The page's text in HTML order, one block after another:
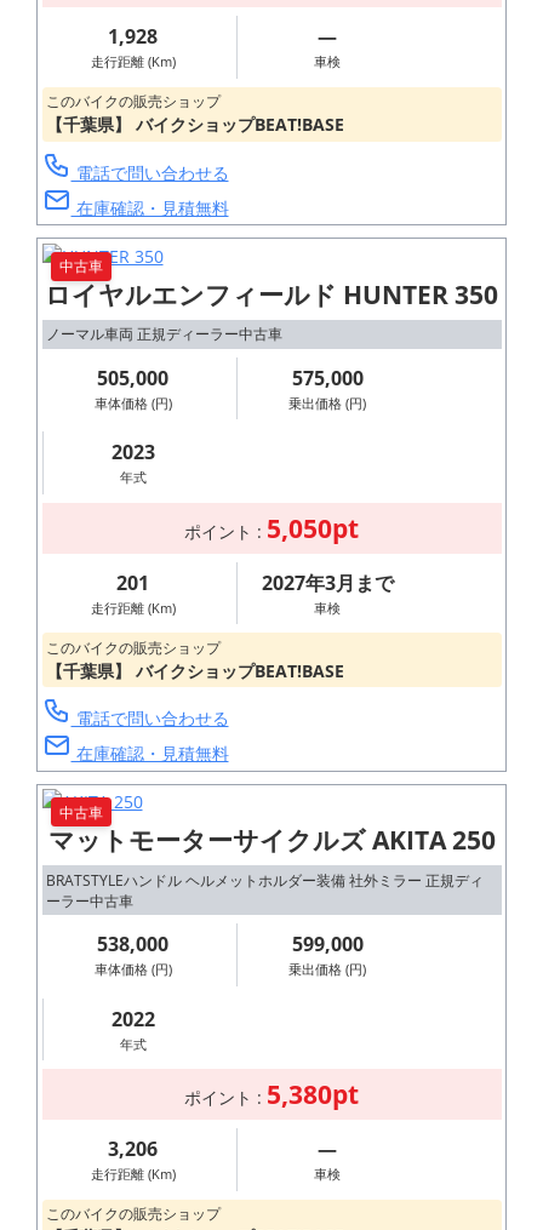
性能と飽きの
ないリアルク
シックデザイ
PURE
」
標榜するモノ
くりはぜひ店
にてご確認下
い。
1,928
走行距離 (Km)
―
車検
このバイクの販売ショップ
【千葉県】 バイクショップBEAT!BASE
電話で問い合わせる
在庫確認・見積無料
中古車
ロイヤルエンフィールド HUNTER 350
ノーマル車両 正規ディーラー中古車
505,000
車体価格 (円)
575,000
乗出価格 (円)
2023
年式
ポイント : 5,050pt
201
走行距離 (Km)
2027年3月まで
車検
このバイクの販売ショップ
【千葉県】 バイクショップBEAT!BASE
電話で問い合わせる
在庫確認・見積無料
中古車
マットモーターサイクルズ AKITA 250
BRATSTYLEハンドル ヘルメットホルダー装備 社外ミラー 正規ディ
ーラー中古車
538,000
車体価格 (円)
599,000
乗出価格 (円)
2022
年式
ポイント : 5,380pt
3,206
走行距離 (Km)
―
車検
このバイクの販売ショップ